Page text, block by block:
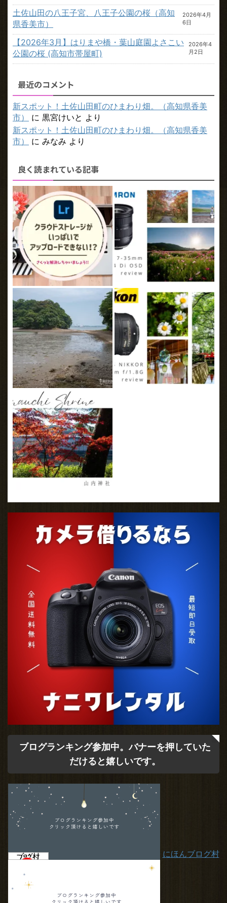
土佐山田の八王子宮、八王子公園の桜（高知
県香美市）
2026年4月
6日
【2026年3月】はりまや橋・葉山庭園よさこい
公園の桜 (高知市帯屋町)
2026年4
月2日
最近のコメント
新スポット！土佐山田町のひまわり畑。（高知県香美
市）
に 黒宮けいと より
新スポット！土佐山田町のひまわり畑。（高知県香美
市）
に みなみ より
良く読まれている記事
ブログランキング参加中。バナーを押していた
だけると嬉しいです。
にほんブログ村